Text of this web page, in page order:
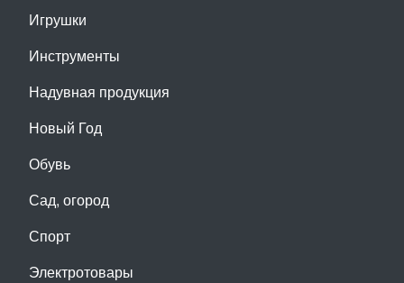
Игрушки
Инструменты
Надувная продукция
Новый Год
Обувь
Сад, огород
Спорт
Электротовары